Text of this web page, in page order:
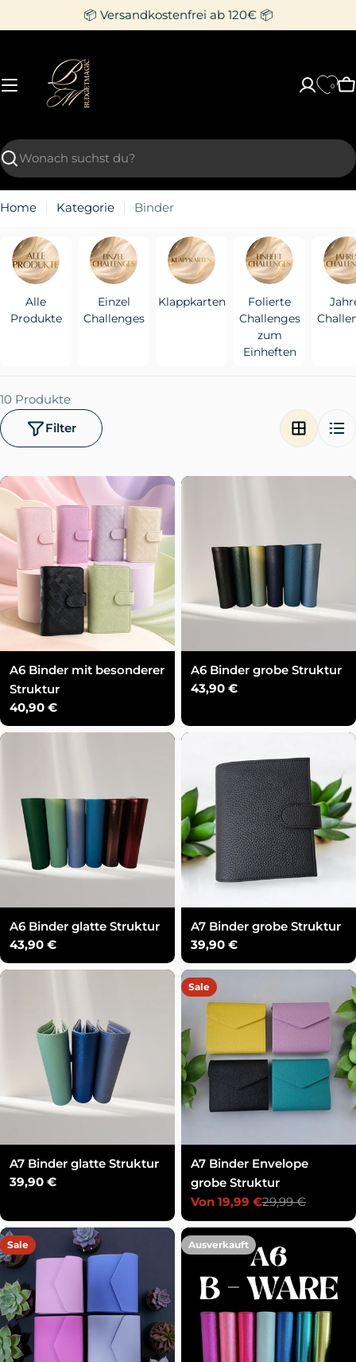
Inhalt
📦 Versandkostenfrei ab 120€ 📦
Suchen
0
Home Kategorie Binder
Alle
Produkte
Einzel
Challenges
Klappkarten
Folierte
Challenges
zum
Einheften
10 Produkte
Filter
A6 Binder mit besonderer
Struktur
Regulärer
Preis
40,90 €
A6 Binder grobe Struktur
Regulärer
43,90 €
A6 Binder glatte Struktur
Regulärer
Preis
43,90 €
A7 Binder grobe Struktur
Regulärer
Preis
39,90 €
A7 Binder glatte Struktur
Regulärer
39,90 €
Sale
A7 Binder Envelope
grobe Struktur
Verkaufspreis
Von 19,99 €
Regulärer
Preis
29,99 €
Sale Ausverkauft